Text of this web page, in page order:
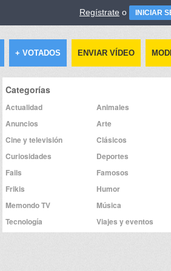
Regístrate o INICIAR
+ VOTADOS ENVIAR VÍDEO
Categorías
Actualidad
Animales
Anuncios
Arte
Cine y televisión
Clásicos
Curiosidades
Deportes
Fails
Famosos
Frikis
Humor
Memondo TV
Música
Tecnología
Viajes y eventos